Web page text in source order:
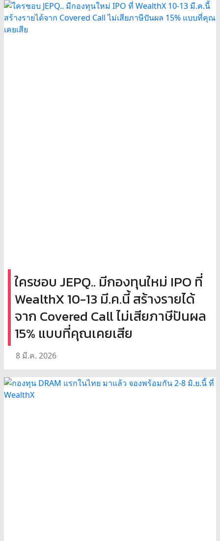
ใครชอบ JEPQ.. มีกองทุนใหม่ IPO ที่
WealthX 10-13 มี.ค.นี้ สร้างรายได้
จาก Covered Call ไม่เสียภาษีปันผล
15% แบบที่คุณเคยเสีย
8 มี.ค. 2026